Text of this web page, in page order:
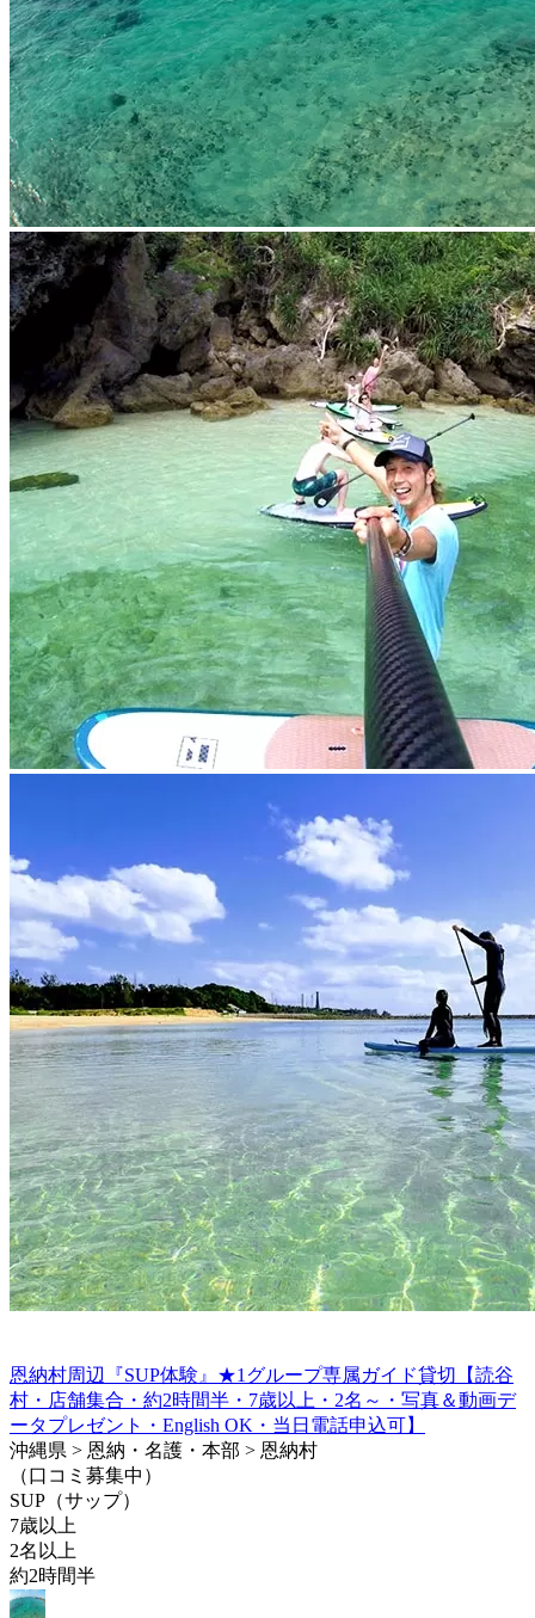
恩納村周辺『SUP体験』★1グループ専属ガイド貸切【読谷
村・店舗集合・約2時間半・7歳以上・2名～・写真＆動画デ
ータプレゼント・English OK・当日電話申込可】
沖縄県 > 恩納・名護・本部 > 恩納村
（口コミ募集中）
SUP（サップ）
7歳以上
2名以上
約2時間半